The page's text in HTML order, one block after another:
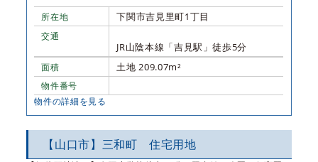
所在地 下関市吉見里町1丁目
交通
JR山陰本線「吉見駅」徒歩5分
面積 土地 209.07m²
物件番号
物件の詳細を見る
【山口市】三和町 住宅用地